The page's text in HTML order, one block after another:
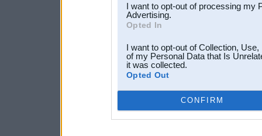
I want to opt-out of processing my
Advertising.
Opted In
I want to opt-out of Collection,
of my Personal Data that Is
it was collected.
Opted Out
CONFIRM